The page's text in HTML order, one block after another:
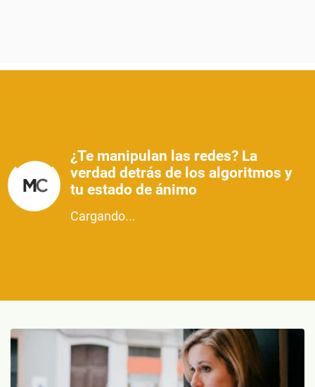
¿Te manipulan las redes? La
verdad detrás de los algoritmos y
tu estado de ánimo
Cargando...